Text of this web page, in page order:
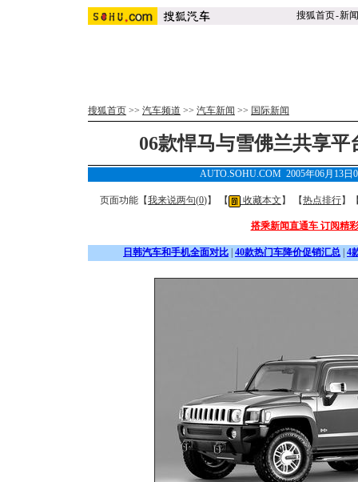
搜狐首页-新闻
搜狐首页 >> 汽车频道 >> 汽车新闻 >> 国际新闻
06款悍马与雪佛兰共享
AUTO.SOHU.COM 2005年06月13
页面功能【我来说两句(0)】 【 收藏本文 】 【热点排行】
搭乘新闻直通车 订阅精
日韩汽车和手机全面对比 40款热门车降价促销汇总 4